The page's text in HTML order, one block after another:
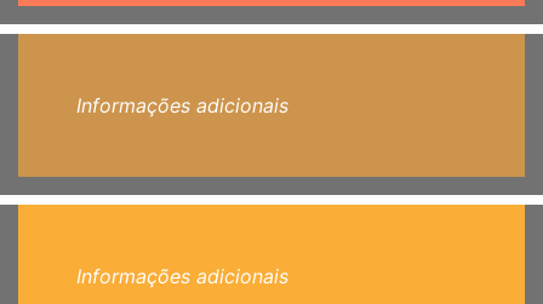
Informações adicionais
Informações adicionais